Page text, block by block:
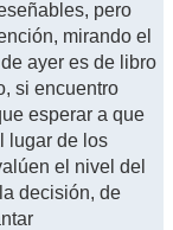
pero
mirando el
ayer es de libro
si encuentro
esperar a que
lugar de los
el nivel del
decisión, de